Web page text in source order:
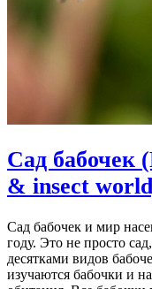
Сад бабочек
& insect
Сад бабочек и мир
году. Это не просто
десятками видов
изучаются бабочки и